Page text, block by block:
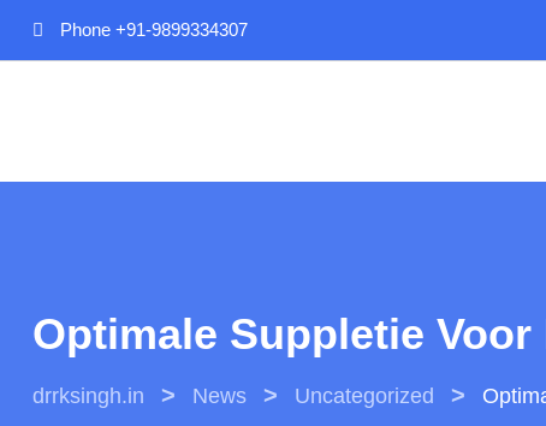
Phone +91-9899334307
Optimale Suppletie
drrksingh.in > News > Uncategorized >